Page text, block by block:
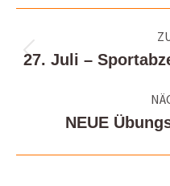
27. Juli –
NEUE